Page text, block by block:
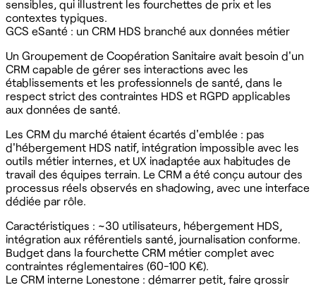
sensibles, qui illustrent les fourchettes de prix et les
contextes typiques.
GCS eSanté : un CRM HDS branché aux données métier
Un Groupement de Coopération Sanitaire avait besoin d'un
CRM capable de gérer ses interactions avec les
établissements et les professionnels de santé, dans le
respect strict des contraintes HDS et RGPD applicables
aux données de santé.
Les CRM du marché étaient écartés d'emblée : pas
d'hébergement HDS natif, intégration impossible avec les
outils métier internes, et UX inadaptée aux habitudes de
travail des équipes terrain. Le CRM a été conçu autour des
processus réels observés en shadowing, avec une interface
dédiée par rôle.
Caractéristiques : ~30 utilisateurs, hébergement HDS,
intégration aux référentiels santé, journalisation conforme.
Budget dans la fourchette CRM métier complet avec
contraintes réglementaires (60-100 K€).
Le CRM interne Lonestone : démarrer petit, faire grossir